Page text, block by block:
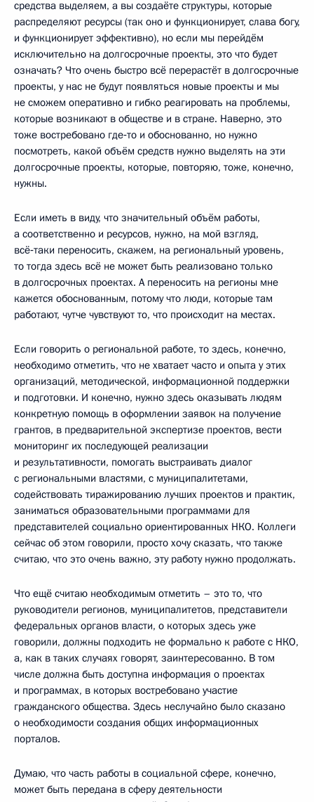
средства выделяем, а вы создаёте структуры, которые
распределяют ресурсы (так оно и функционирует, слава богу,
и функционирует эффективно), но если мы перейдём
исключительно на долгосрочные проекты, это что будет
означать? Что очень быстро всё перерастёт в долгосрочные
проекты, у нас не будут появляться новые проекты и мы
не сможем оперативно и гибко реагировать на проблемы,
которые возникают в обществе и в стране. Наверно, это
тоже востребовано где‑то и обоснованно, но нужно
посмотреть, какой объём средств нужно выделять на эти
долгосрочные проекты, которые, повторяю, тоже, конечно,
нужны.
Если иметь в виду, что значительный объём работы,
а соответственно и ресурсов, нужно, на мой взгляд,
всё‑таки переносить, скажем, на региональный уровень,
то тогда здесь всё не может быть реализовано только
в долгосрочных проектах. А переносить на регионы мне
кажется обоснованным, потому что люди, которые там
работают, чутче чувствуют то, что происходит на местах.
Если говорить о региональной работе, то здесь, конечно,
необходимо отметить, что не хватает часто и опыта у этих
организаций, методической, информационной поддержки
и подготовки. И конечно, нужно здесь оказывать людям
конкретную помощь в оформлении заявок на получение
грантов, в предварительной экспертизе проектов, вести
мониторинг их последующей реализации
и результативности, помогать выстраивать диалог
с региональными властями, с муниципалитетами,
содействовать тиражированию лучших проектов и практик,
заниматься образовательными программами для
представителей социально ориентированных НКО. Коллеги
сейчас об этом говорили, просто хочу сказать, что также
считаю, что это очень важно, эту работу нужно продолжать.
Что ещё считаю необходимым отметить – это то, что
руководители регионов, муниципалитетов, представители
федеральных органов власти, о которых здесь уже
говорили, должны подходить не формально к работе с НКО,
а, как в таких случаях говорят, заинтересованно. В том
числе должна быть доступна информация о проектах
и программах, в которых востребовано участие
гражданского общества. Здесь неслучайно было сказано
о необходимости создания общих информационных
порталов.
Думаю, что часть работы в социальной сфере, конечно,
может быть передана в сферу деятельности